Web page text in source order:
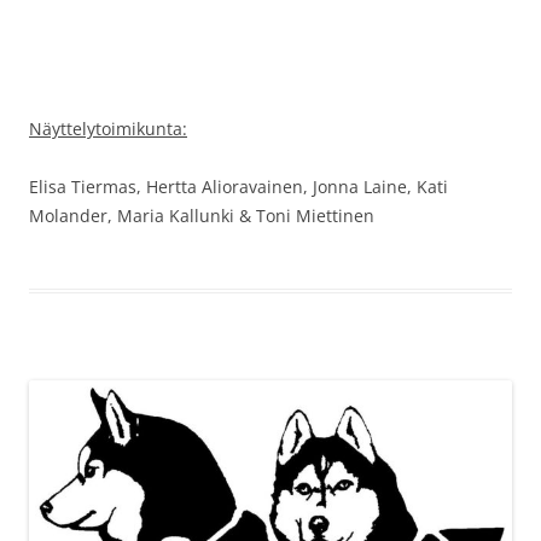
Näyttelytoimikunta:
Elisa Tiermas, Hertta Alioravainen, Jonna Laine, Kati
Molander, Maria Kallunki & Toni Miettinen